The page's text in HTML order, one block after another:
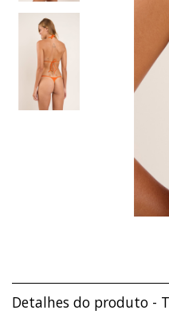
Detalhes do produto -